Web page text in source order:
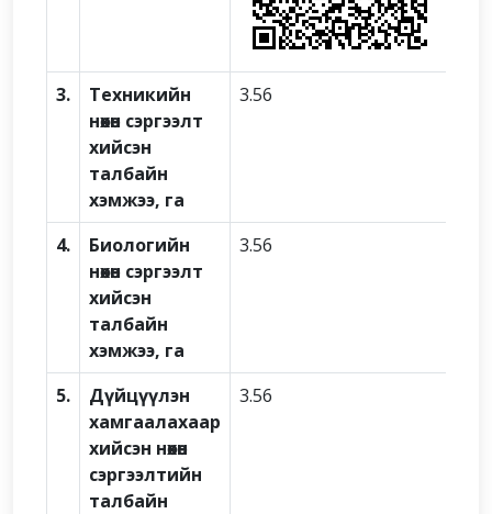
3.
Техникийн
нөхөн сэргээлт
хийсэн
талбайн
хэмжээ, га
3.56
4.
Биологийн
нөхөн сэргээлт
хийсэн
талбайн
хэмжээ, га
3.56
5.
Дүйцүүлэн
хамгаалахаар
хийсэн нөхөн
сэргээлтийн
талбайн
3.56